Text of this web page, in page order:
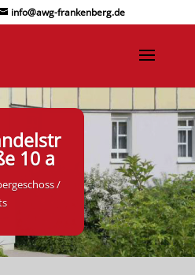
info@awg-frankenberg.de
10 a
/